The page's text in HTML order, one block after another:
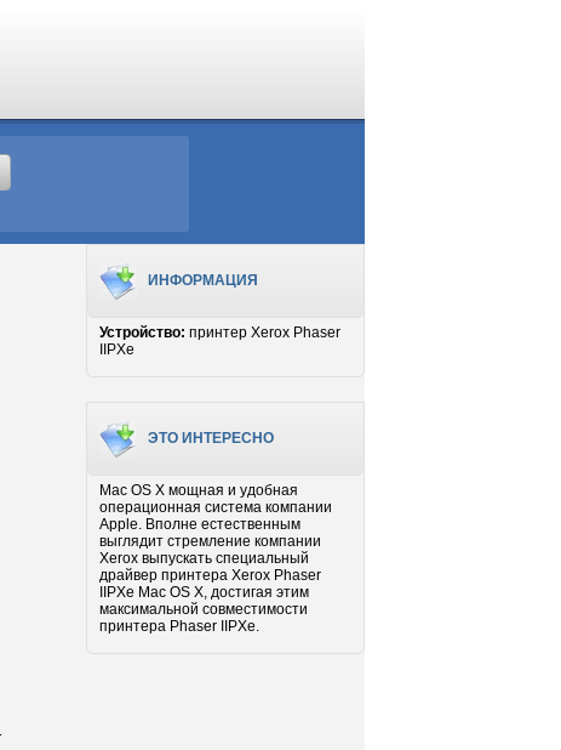
ИНФОРМАЦИЯ
Устройство: принтер Xerox Phaser
IIPXe
ЭТО ИНТЕРЕСНО
Mac OS X мощная и удобная
операционная система компании
Apple. Вполне естественным
выглядит стремление компании
Xerox выпускать специальный
драйвер принтера Xerox Phaser
IIPXe Mac OS X, достигая этим
максимальной совместимости
принтера Phaser IIPXe.